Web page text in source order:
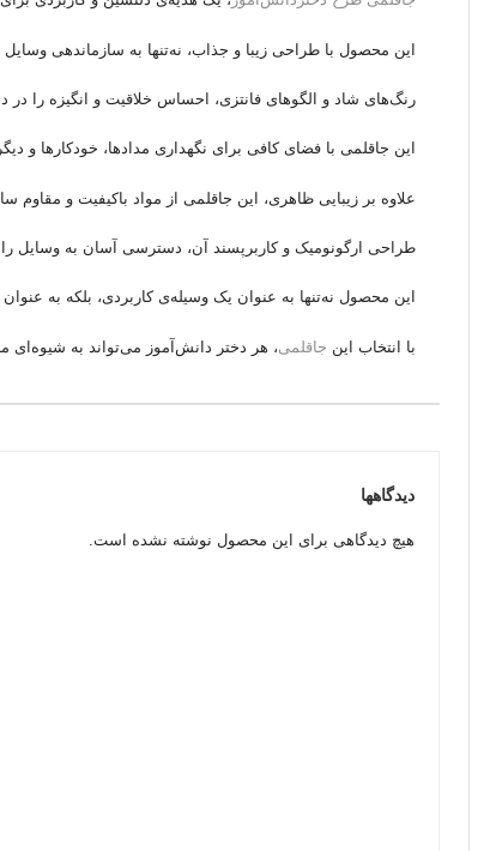
این محصول با طراحی زیبا و جذاب، نه‌تنها به سازماندهی
رنگ‌های شاد و الگوهای فانتزی، احساس خلاقیت و انگیزه را در
این جاقلمی با فضای کافی برای نگهداری مدادها، خودکارها و
علاوه بر زیبایی ظاهری، این جاقلمی از مواد باکیفیت و
طراحی ارگونومیک و کاربرپسند آن، دسترسی آسان به وسایل
این محصول نه‌تنها به عنوان یک وسیله‌ی کاربردی، بلکه به
با انتخاب این جاقلمی، هر دختر دانش‌آموز می‌تواند به شیوه‌ای
دیدگاهها
هیچ دیدگاهی برای این محصول نوشته نشده است.